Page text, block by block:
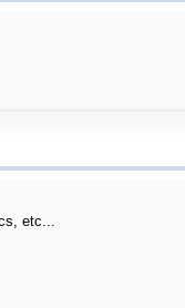
etc...